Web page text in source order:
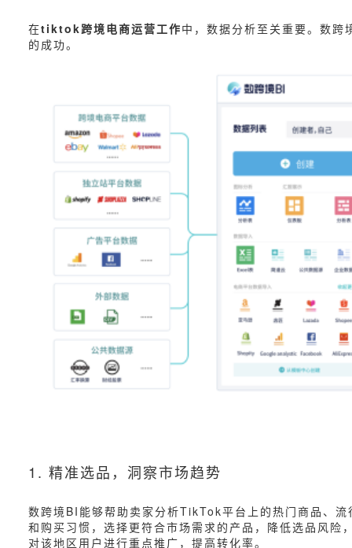
在tiktok跨境电商运营工作中，数据分析至关重要。数
的成功。
1. 精准选品，洞察市场趋势
数跨境BI能够帮助卖家分析TikTok平台上的热门商品、
和购买习惯，选择更符合市场需求的产品，降低选品风
对该地区用户进行重点推广，提高转化率。